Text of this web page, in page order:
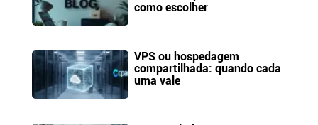
como escolher
VPS ou hospedagem
compartilhada: quando cada
uma vale